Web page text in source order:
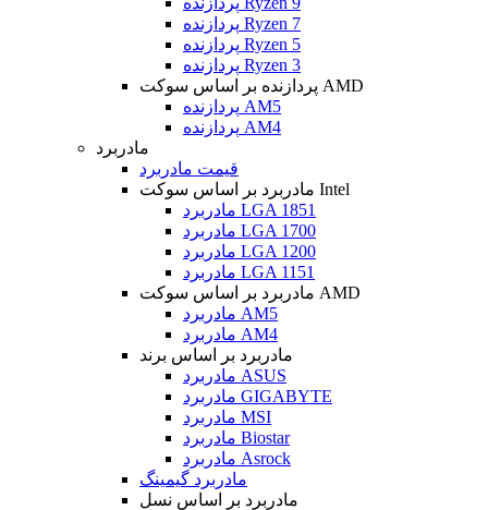
پردازنده Ryzen 7
پردازنده Ryzen 5
پردازنده Ryzen 3
پردازنده بر اساس سوکت AMD
پردازنده AM5
پردازنده AM4
مادربرد
قیمت مادربرد
مادربرد بر اساس سوکت Intel
مادربرد LGA 1851
مادربرد LGA 1700
مادربرد LGA 1200
مادربرد LGA 1151
مادربرد بر اساس سوکت AMD
مادربرد AM5
مادربرد AM4
مادربرد بر اساس برند
مادربرد ASUS
مادربرد GIGABYTE
مادربرد MSI
مادربرد Biostar
مادربرد Asrock
مادربرد گیمینگ
مادربرد بر اساس نسل